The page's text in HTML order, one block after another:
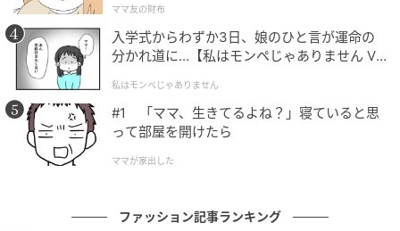
ママ友の財布
入学式からわずか3日、娘のひと言が運命の
分かれ道に…【私はモンペじゃありません Vo
私はモンペじゃありません
#1 「ママ、生きてるよね？」寝ていると思
って部屋を開けたら
ママが家出した
ファッション記事ランキング